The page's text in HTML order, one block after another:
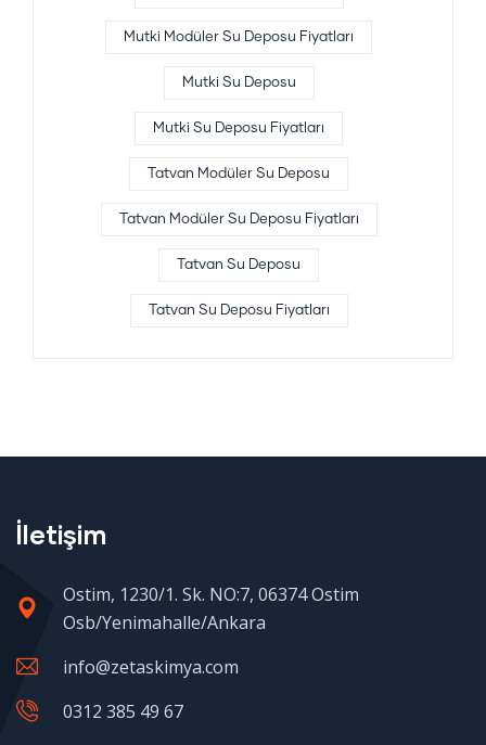
Mutki Modüler Su Deposu Fiyatları
Mutki Su Deposu
Mutki Su Deposu Fiyatları
Tatvan Modüler Su Deposu
Tatvan Modüler Su Deposu Fiyatları
Tatvan Su Deposu
Tatvan Su Deposu Fiyatları
İletişim
Ostim, 1230/1. Sk. NO:7, 06374 Ostim
Osb/Yenimahalle/Ankara
info@zetaskimya.com
0312 385 49 67